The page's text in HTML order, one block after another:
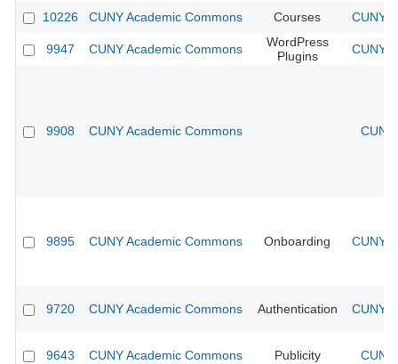
10226 CUNY Academic Commons Courses CUNY
9947 CUNY Academic Commons
WordPress
Plugins
CUNY
9908 CUNY Academic Commons
9895 CUNY Academic Commons Onboarding CUNY
9720 CUNY Academic Commons Authentication CUNY
9643 CUNY Academic Commons Publicity